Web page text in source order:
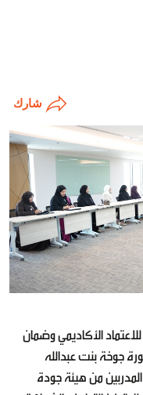
شارك
الأكاديمي وضمان
جوخة بنت عبدالله
من هيئة جودة